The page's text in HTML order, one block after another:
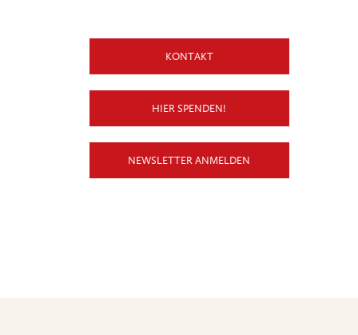
KONTAKT
HIER SPENDEN!
NEWSLETTER ANMELDEN